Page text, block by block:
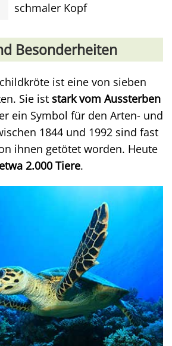
schmaler Kopf
Besonderheiten
ist eine von sieben
Sie ist stark vom Aussterben
ein Symbol für den Arten- und
1844 und 1992 sind fast
ihnen getötet worden. Heute
2.000 Tiere.